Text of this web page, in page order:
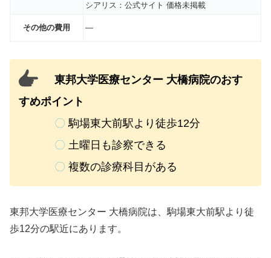
シアリス：公式サイト 価格未掲載
その他の費用 ―
東邦大学医療センター 大橋病院のおす
すめポイント
〇 駒場東大前駅より徒歩12分
〇 土曜日も診察できる
〇 複数の診療科目がある
東邦大学医療センター 大橋病院は、駒場東大前駅より徒
歩12分の駅近にあります。